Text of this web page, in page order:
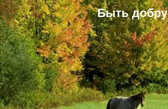
Быть добру